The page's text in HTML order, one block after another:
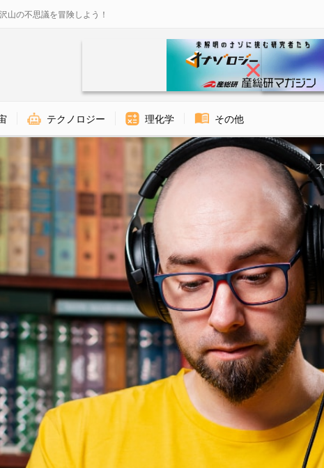
山の不思議を冒険しよう！
テクノロジー 理化学 その他